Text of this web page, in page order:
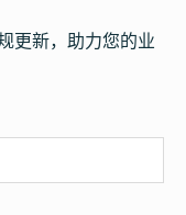
更新，助力您的业